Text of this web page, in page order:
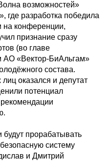
возможностей»
где разработка победила
на конференции,
признание сразу
(во главе
АО «Вектор-БиАльгам»
состава.
оказался и депутат
потенциал
прорабатывать
систему
и Дмитрий